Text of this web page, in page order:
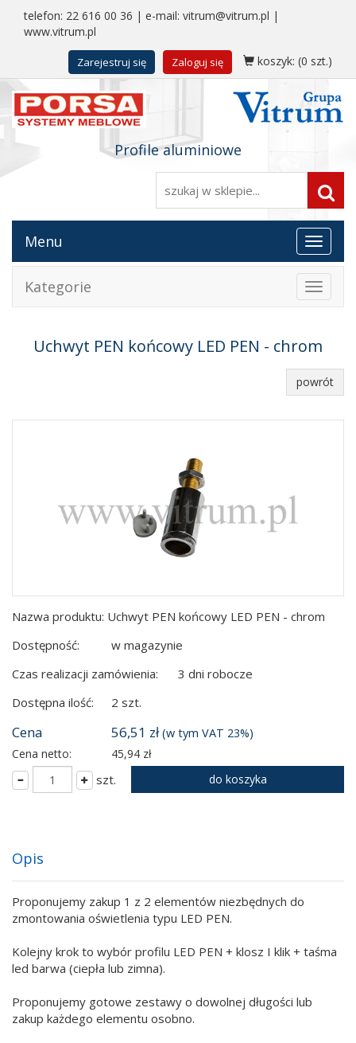
telefon: 22 616 00 36 | e-mail: vitrum@vitrum.pl |
www.vitrum.pl
Zarejestruj się Zaloguj się koszyk: (0 szt.)
Profile aluminiowe
Menu
Toggle
Kategorie
Toggle
Uchwyt PEN końcowy LED PEN - chrom
powrót
Nazwa produktu: Uchwyt PEN końcowy LED PEN - chrom
Dostępność:
w magazynie
Czas realizacji zamówienia:
3 dni robocze
Dostępna ilość:
2 szt.
Cena 56,51 zł(w tym VAT 23%)
Cena netto:
45,94 zł
szt. do koszyka
Opis
Proponujemy zakup 1 z 2 elementów niezbędnych do
zmontowania oświetlenia typu LED PEN.
Kolejny krok to wybór profilu LED PEN + klosz I klik + taśma
led barwa (ciepła lub zimna).
Proponujemy gotowe zestawy o dowolnej długości lub
zakup każdego elementu osobno.